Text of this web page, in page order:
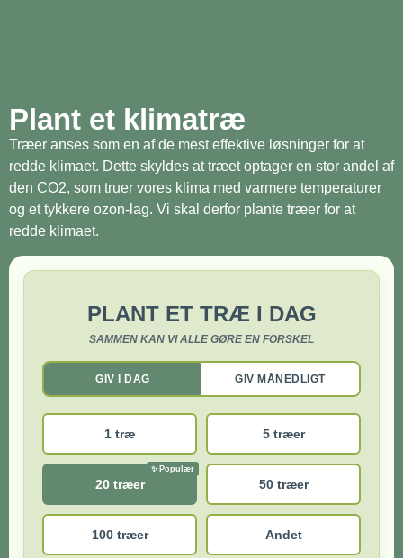
Plant et klimatræ
Træer anses som en af de mest effektive løsninger for at
redde klimaet. Dette skyldes at træet optager en stor andel af
den CO2, som truer vores klima med varmere temperaturer
og et tykkere ozon-lag. Vi skal derfor plante træer for at
redde klimaet.
PLANT ET TRÆ I DAG
SAMMEN KAN VI ALLE GØRE EN FORSKEL
GIV I DAG GIV MÅNEDLIGT
1 træ 5 træer
20 træer 50 træer
100 træer Andet